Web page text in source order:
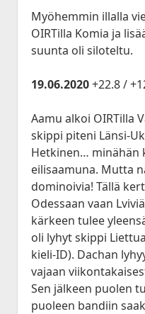
Myöhemmin illalla
OIRTilla Komia ja
suunta oli siloteltu.
19.06.2020+22.8 /
Aamu alkoi OIRTilla
skippi piteni Länsi-
Hetkinen… minähän
eilisaamuna. Mutta
dominoivia! Tällä
Odessaan vaan
kärkeen tulee
oli lyhyt skippi
kieli-ID). Dachan
vajaan
Sen jälkeen puolen
puoleen bandiin